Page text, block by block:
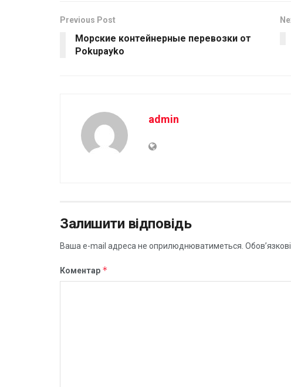
Previous Post
Морские контейнерные перевозки от
Pokupayko
admin
Залишити відповідь
Ваша e-mail адреса не оприлюднюватиметься.
Коментар *